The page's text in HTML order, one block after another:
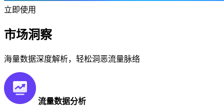
立即使用
市场洞察
海量数据深度解析，轻松洞恶流量脉络
流量数据分析